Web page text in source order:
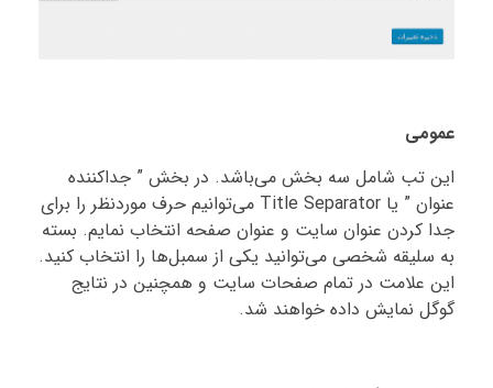
عمومی
این تب شامل سه بخش می‌باشد. در بخش ” جداکننده‌
عنوان ” یا Title Separator می‌توانیم حرف موردنظر را برای
جدا کردن عنوان سایت و عنوان صفحه انتخاب نمایم. بسته
به سلیقه شخصی می‌توانید یکی از سمبل‌ها را انتخاب کنید.
این علامت در تمام صفحات سایت و همچنین در نتایج
گوگل نمایش داده خواهند شد.